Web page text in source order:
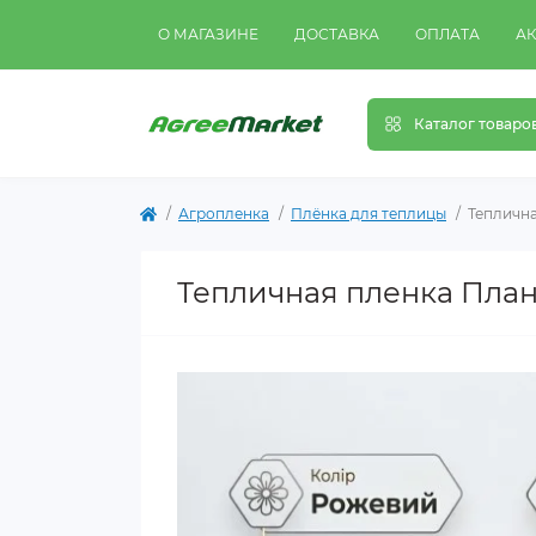
О МАГАЗИНЕ ДОСТАВКА ОПЛАТА
Каталог
Агропленка Плёнка для теплицы
Тепличная пленка